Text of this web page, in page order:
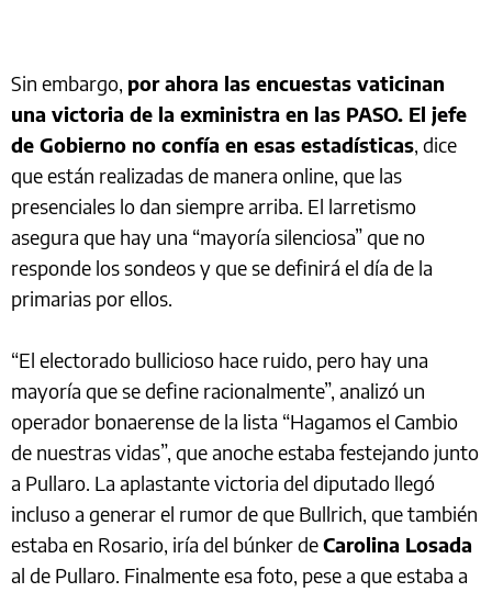
Sin embargo, por ahora las encuestas vaticinan
una victoria de la exministra en las PASO. El jefe
de Gobierno no confía en esas estadísticas, dice
que están realizadas de manera online, que las
presenciales lo dan siempre arriba. El larretismo
asegura que hay una “mayoría silenciosa” que no
responde los sondeos y que se definirá el día de la
primarias por ellos.
“El electorado bullicioso hace ruido, pero hay una
mayoría que se define racionalmente”, analizó un
operador bonaerense de la lista “Hagamos el Cambio
de nuestras vidas”, que anoche estaba festejando junto
a Pullaro. La aplastante victoria del diputado llegó
incluso a generar el rumor de que Bullrich, que también
estaba en Rosario, iría del búnker deCarolina Losada
al de Pullaro. Finalmente esa foto, pese a que estaba a